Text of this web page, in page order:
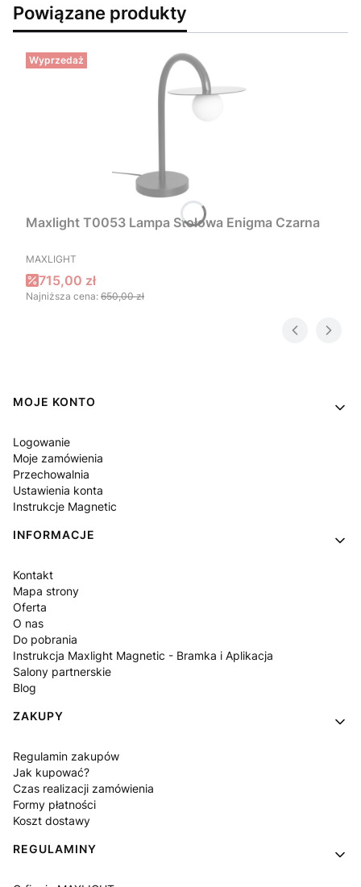
Powiązane produkty
Wyprzedaż
Maxlight T0053 Lampa Stołowa Enigma Czarna
PRODUCENT
MAXLIGHT
Cena promocyjna
715,00 zł
Najniższa cena: 650,00 zł
Linki w stopce
MOJE KONTO
Logowanie
Moje zamówienia
Przechowalnia
Ustawienia konta
Instrukcje Magnetic
INFORMACJE
Kontakt
Mapa strony
Oferta
O nas
Do pobrania
Instrukcja Maxlight Magnetic - Bramka i Aplikacja
Salony partnerskie
Blog
ZAKUPY
Regulamin zakupów
Jak kupować?
Czas realizacji zamówienia
Formy płatności
Koszt dostawy
REGULAMINY